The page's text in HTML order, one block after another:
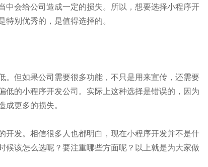
会给公司造成一定的损失。所以，想要选择小程序开
别优秀的，是值得选择的。
但如果公司需要很多功能，不只是用来宣传，还需要
的小程序开发公司。实际上这种选择是错误的，因为
更多的损失。
发。相信很多人也都明白，现在小程序开发并不是什
该怎么选呢？要注重哪些方面呢？以上就是为大家做